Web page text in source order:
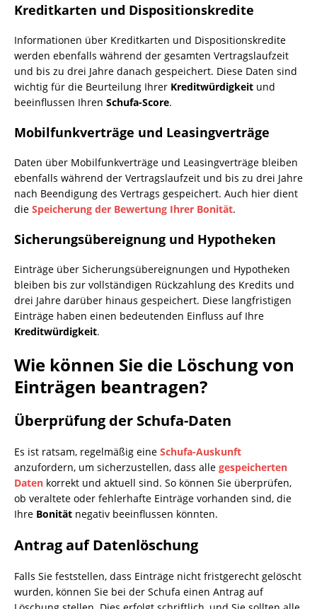
Kreditkarten und Dispositionskredite
Informationen über Kreditkarten und Dispositionskredite
werden ebenfalls während der gesamten Vertragslaufzeit
und bis zu drei Jahre danach gespeichert. Diese Daten sind
wichtig für die Beurteilung Ihrer Kreditwürdigkeit und
beeinflussen Ihren Schufa-Score.
Mobilfunkverträge und Leasingverträge
Daten über Mobilfunkverträge und Leasingverträge bleiben
ebenfalls während der Vertragslaufzeit und bis zu drei Jahre
nach Beendigung des Vertrags gespeichert. Auch hier dient
die Speicherung der Bewertung Ihrer Bonität.
Sicherungsübereignung und Hypotheken
Einträge über Sicherungsübereignungen und Hypotheken
bleiben bis zur vollständigen Rückzahlung des Kredits und
drei Jahre darüber hinaus gespeichert. Diese langfristigen
Einträge haben einen bedeutenden Einfluss auf Ihre
Kreditwürdigkeit.
Wie können Sie die Löschung von
Einträgen beantragen?
Überprüfung der Schufa-Daten
Es ist ratsam, regelmäßig eine Schufa-Auskunft
anzufordern, um sicherzustellen, dass alle gespeicherten
Daten korrekt und aktuell sind. So können Sie überprüfen,
ob veraltete oder fehlerhafte Einträge vorhanden sind, die
Ihre Bonität negativ beeinflussen könnten.
Antrag auf Datenlöschung
Falls Sie feststellen, dass Einträge nicht fristgerecht gelöscht
wurden, können Sie bei der Schufa einen Antrag auf